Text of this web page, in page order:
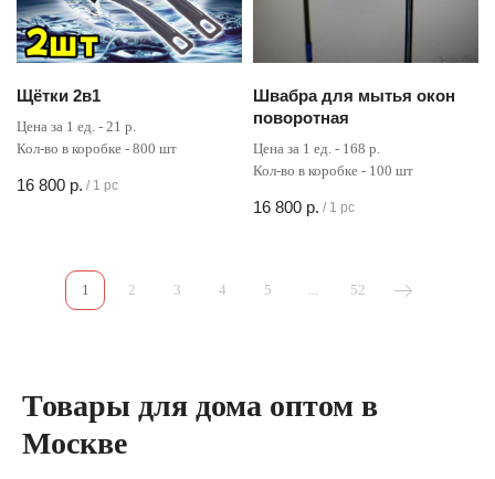
Щётки 2в1
Цена за 1 ед. - 21 р.
Кол-во в коробке - 800 шт
16 800 р. / 1 pc
Швабра для мытья окон
поворотная
Цена за 1 ед. - 168 р.
Кол-во в коробке - 100 шт
16 800 р. / 1 pc
1 2 3 4 5 ... 52
Товары для дома оптом в
Москве